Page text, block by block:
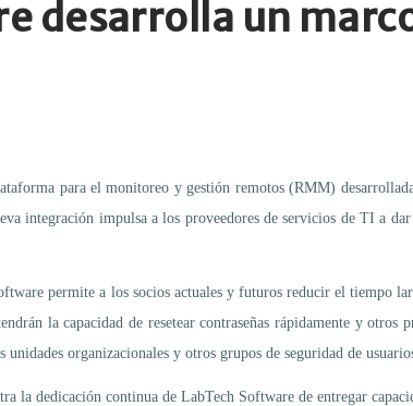
desarrolla un
para el monitoreo y gestión remotos (RMM)
integración impulsa a los proveedores de servicios de TI a
permite a los socios actuales y futuros reducir el tiempo
la capacidad de resetear contraseñas rápidamente y
organizacionales y otros grupos de seguridad de
la dedicación continua de LabTech Software de entregar